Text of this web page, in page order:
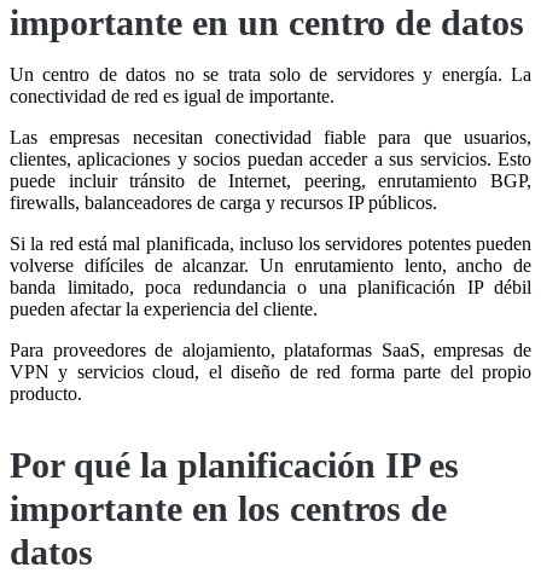
importante en un centro de datos
Un centro de datos no se trata solo de servidores y energía. La
conectividad de red es igual de importante.
Las empresas necesitan conectividad fiable para que usuarios,
clientes, aplicaciones y socios puedan acceder a sus servicios. Esto
puede incluir tránsito de Internet, peering, enrutamiento BGP,
firewalls, balanceadores de carga y recursos IP públicos.
Si la red está mal planificada, incluso los servidores potentes pueden
volverse difíciles de alcanzar. Un enrutamiento lento, ancho de
banda limitado, poca redundancia o una planificación IP débil
pueden afectar la experiencia del cliente.
Para proveedores de alojamiento, plataformas SaaS, empresas de
VPN y servicios cloud, el diseño de red forma parte del propio
producto.
Por qué la planificación IP es
importante en los centros de
datos